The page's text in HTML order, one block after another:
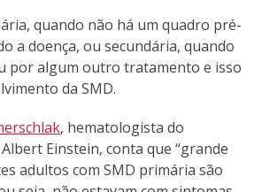
quando não há um quadro pré-
a doença, ou secundária, quando
por algum outro tratamento e isso
da SMD.
, hematologista do
Einstein, conta que “grande
adultos com SMD primária são